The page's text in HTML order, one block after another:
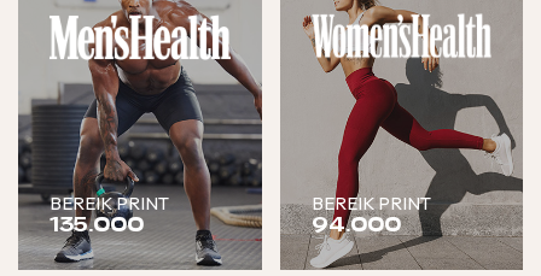
BEREIK PRINT
135.000
BEREIK PRINT
94.000